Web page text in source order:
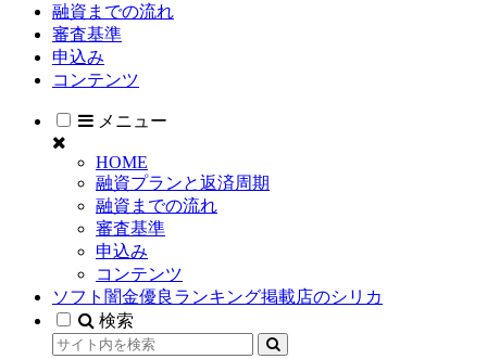
融資までの流れ
審査基準
申込み
コンテンツ
メニュー
HOME
融資プランと返済周期
融資までの流れ
審査基準
申込み
コンテンツ
ソフト闇金優良ランキング掲載店のシリカ
検索